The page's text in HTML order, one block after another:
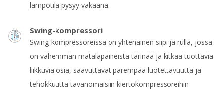
lämpötila pysyy vakaana.
Swing-kompressori
Swing-kompressoreissa on yhtenäinen siipi ja rulla, jossa
on vähemmän matalapaineista tärinää ja kitkaa tuottavia
liikkuvia osia, saavuttavat parempaa luotettavuutta ja
tehokkuutta tavanomaisiin kiertokompressoreihin